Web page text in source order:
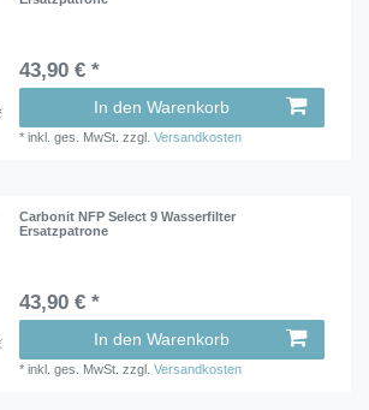
43,90 € *
In den Warenkorb
*inkl. ges. MwSt. zzgl.Versandkosten
Carbonit NFP Select 9 Wasserfilter
Ersatzpatrone
43,90 € *
In den Warenkorb
*inkl. ges. MwSt. zzgl.Versandkosten